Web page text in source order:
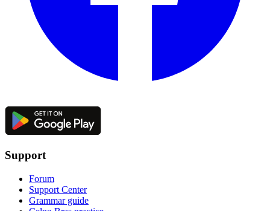
Support
Forum
Support Center
Grammar guide